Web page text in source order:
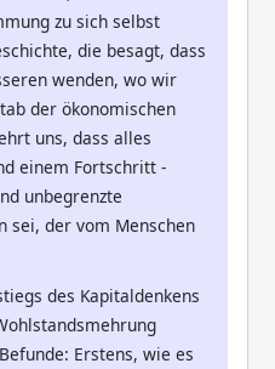
zu sich selbst
die besagt, dass
wenden, wo wir
der ökonomischen
uns, dass alles
einem Fortschritt -
unbegrenzte
sei, der vom Menschen
des Kapitaldenkens
Erstens, wie es